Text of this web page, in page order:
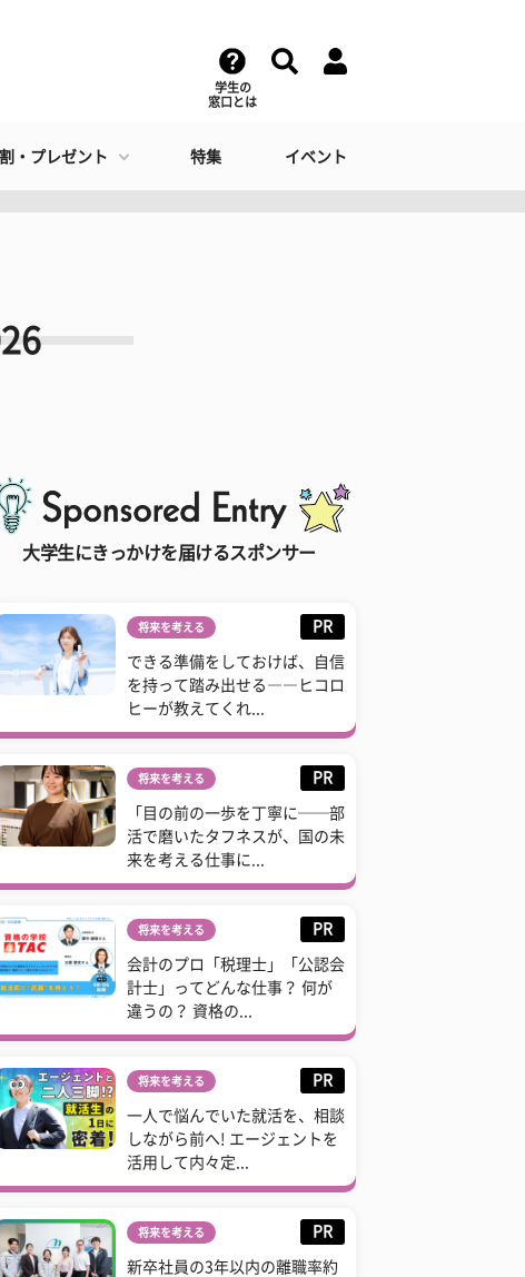
学生の
窓口とは
・プレゼント 特集 イベント
大学生にきっかけを届けるスポンサー
将来を考える PR
できる準備をしておけば、自信
を持って踏み出せる――ヒコロ
ヒーが教えてくれ...
将来を考える PR
「目の前の一歩を丁寧に──部
活で磨いたタフネスが、国の未
来を考える仕事に...
将来を考える PR
会計のプロ「税理士」「公認会
計士」ってどんな仕事？ 何が
違うの？ 資格の...
将来を考える PR
一人で悩んでいた就活を、相談
しながら前へ! エージェントを
活用して内々定...
将来を考える PR
新卒社員の3年以内の離職率約